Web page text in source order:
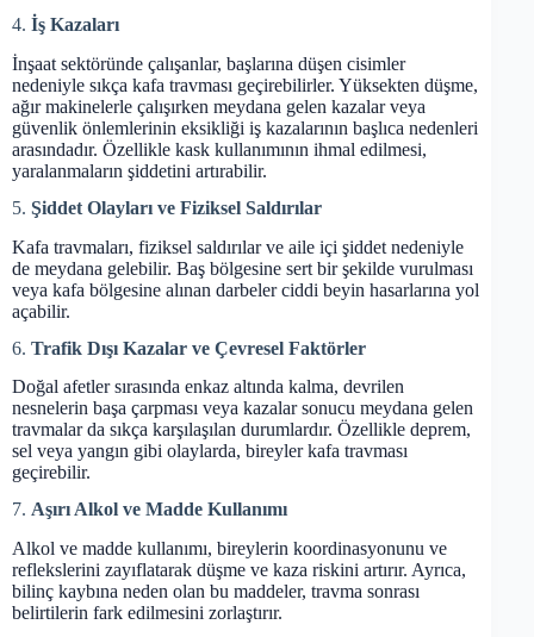
4. İş Kazaları
İnşaat sektöründe çalışanlar, başlarına düşen cisimler
nedeniyle sıkça kafa travması geçirebilirler. Yüksekten düşme,
ağır makinelerle çalışırken meydana gelen kazalar veya
güvenlik önlemlerinin eksikliği iş kazalarının başlıca nedenleri
arasındadır. Özellikle kask kullanımının ihmal edilmesi,
yaralanmaların şiddetini artırabilir.
5. Şiddet Olayları ve Fiziksel Saldırılar
Kafa travmaları, fiziksel saldırılar ve aile içi şiddet nedeniyle
de meydana gelebilir. Baş bölgesine sert bir şekilde vurulması
veya kafa bölgesine alınan darbeler ciddi beyin hasarlarına yol
açabilir.
6. Trafik Dışı Kazalar ve Çevresel Faktörler
Doğal afetler sırasında enkaz altında kalma, devrilen
nesnelerin başa çarpması veya kazalar sonucu meydana gelen
travmalar da sıkça karşılaşılan durumlardır. Özellikle deprem,
sel veya yangın gibi olaylarda, bireyler kafa travması
geçirebilir.
7. Aşırı Alkol ve Madde Kullanımı
Alkol ve madde kullanımı, bireylerin koordinasyonunu ve
reflekslerini zayıflatarak düşme ve kaza riskini artırır. Ayrıca,
bilinç kaybına neden olan bu maddeler, travma sonrası
belirtilerin fark edilmesini zorlaştırır.